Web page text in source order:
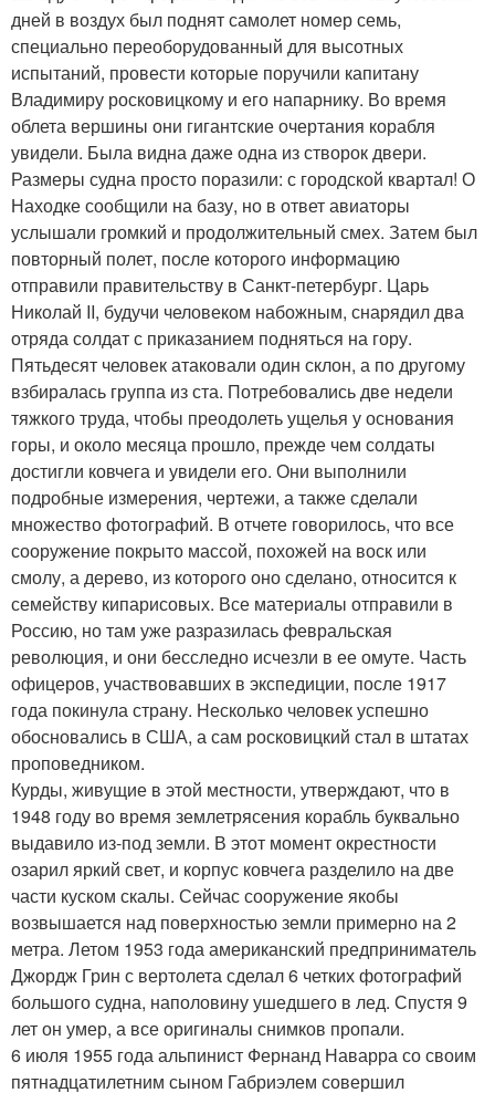
дней в воздух был поднят самолет номер семь,
специально переоборудованный для высотных
испытаний, провести которые поручили капитану
Владимиру росковицкому и его напарнику. Во время
облета вершины они гигантские очертания корабля
увидели. Была видна даже одна из створок двери.
Размеры судна просто поразили: с городской квартал! О
Находке сообщили на базу, но в ответ авиаторы
услышали громкий и продолжительный смех. Затем был
повторный полет, после которого информацию
отправили правительству в Санкт-петербург. Царь
Николай II, будучи человеком набожным, снарядил два
отряда солдат с приказанием подняться на гору.
Пятьдесят человек атаковали один склон, а по другому
взбиралась группа из ста. Потребовались две недели
тяжкого труда, чтобы преодолеть ущелья у основания
горы, и около месяца прошло, прежде чем солдаты
достигли ковчега и увидели его. Они выполнили
подробные измерения, чертежи, а также сделали
множество фотографий. В отчете говорилось, что все
сооружение покрыто массой, похожей на воск или
смолу, а дерево, из которого оно сделано, относится к
семейству кипарисовых. Все материалы отправили в
Россию, но там уже разразилась февральская
революция, и они бесследно исчезли в ее омуте. Часть
офицеров, участвовавших в экспедиции, после 1917
года покинула страну. Несколько человек успешно
обосновались в США, а сам росковицкий стал в штатах
проповедником.
Курды, живущие в этой местности, утверждают, что в
1948 году во время землетрясения корабль буквально
выдавило из-под земли. В этот момент окрестности
озарил яркий свет, и корпус ковчега разделило на две
части куском скалы. Сейчас сооружение якобы
возвышается над поверхностью земли примерно на 2
метра. Летом 1953 года американский предприниматель
Джордж Грин с вертолета сделал 6 четких фотографий
большого судна, наполовину ушедшего в лед. Спустя 9
лет он умер, а все оригиналы снимков пропали.
6 июля 1955 года альпинист Фернанд Наварра со своим
пятнадцатилетним сыном Габриэлем совершил